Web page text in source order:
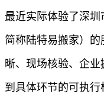
最近实际体验了深
简称陆特易搬家）
晰、现场核验、企
到具体环节的可执行